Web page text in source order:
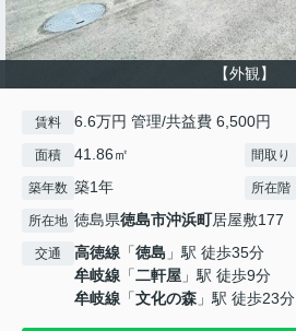
【外観】
賃料 6.6万円 管理/共益費 6,500円
面積 41.86㎡ 間取り
築年数 築1年 所在階
所在地 徳島県徳島市沖浜町居屋敷177
交通 高徳線 「徳島 」駅 徒歩35分
牟岐線 「二軒屋 」駅 徒歩9分
牟岐線 「文化の森 」駅 徒歩23分